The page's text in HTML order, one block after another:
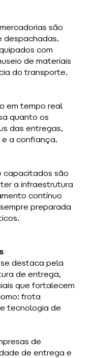
são
despachadas.
com
de materiais
do transporte.
em tempo real
quanto os
das entregas,
a confiança.
capacitados são
a infraestrutura
contínuo
preparada
se destaca pela
de entrega,
que fortalecem
frota
tecnologia de
de
de entrega e